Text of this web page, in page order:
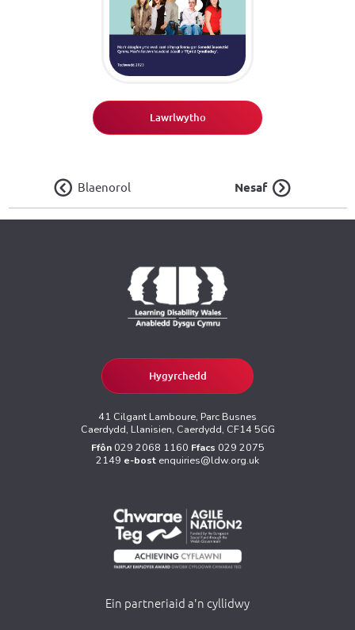
Lawrlwytho
Blaenorol Nesaf
Hygyrchedd
41 Cilgant Lamboure, Parc Busnes
Caerdydd, Llanisien, Caerdydd, CF14 5GG
Ffôn 029 2068 1160 Ffacs 029 2075
2149 e-bost enquiries@ldw.org.uk
Ein partneriaid a'n cyllidwy